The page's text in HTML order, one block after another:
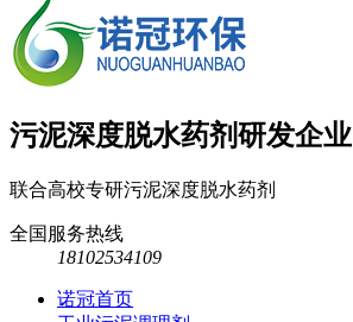
污泥深度脱水药剂研发企业
联合高校专研污泥深度脱水药剂
全国服务热线
18102534109
诺冠首页